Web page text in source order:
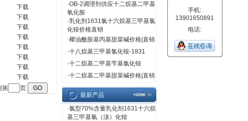
手机:
13901650891
电话:
下载
下载
下载
下载
下载
下载
下载
下载
第
页
·OB-2调理剂供应十二烷基二甲基
氧化胺
·乳化剂1631氯十六烷基三甲基氯
化铵价格直销
·椰油酰胺基丙基甜菜碱价格|直销
·十八烷基三甲基氯化铵-1831
·十二烷基二甲基苄基氯化铵
·十二烷基二甲基甜菜碱价格|直销
最新产品
·氯型70%含量乳化剂1631十六烷
基三甲基氯（溴）化铵